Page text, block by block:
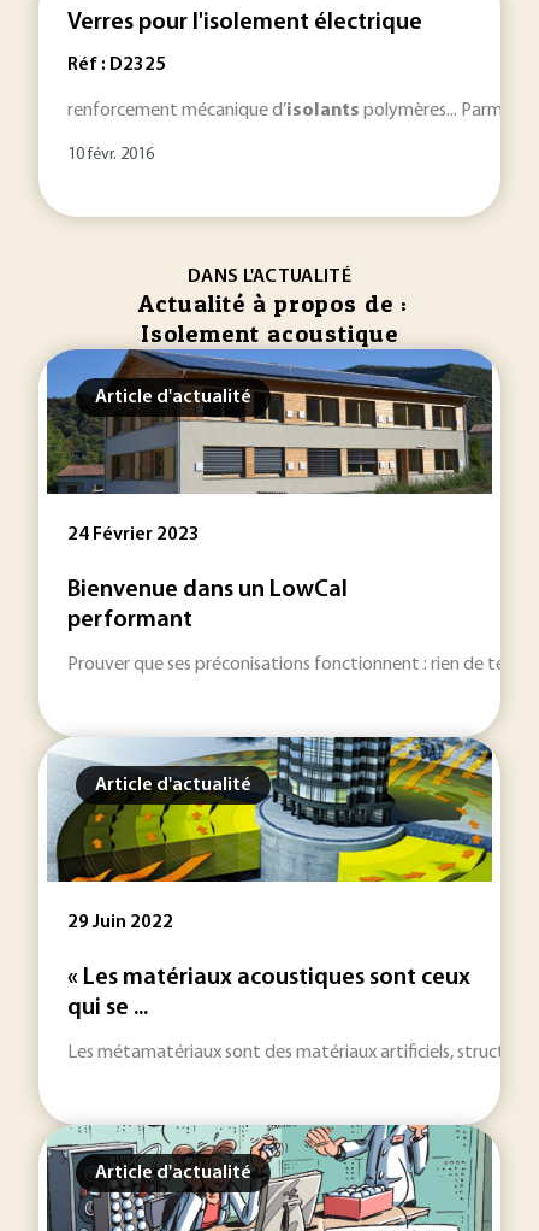
Verres pour l'isolement électrique
Réf : D2325
renforcement mécanique d’isolants polymères... Parmi
10 févr. 2016
DANS L'ACTUALITÉ
Actualité à propos de :
Isolement acoustique
Article d'actualité
24 Février 2023
Bienvenue dans un LowCal
performant
Prouver que ses préconisations fonctionnent : rien de tel
Article d'actualité
29 Juin 2022
« Les matériaux acoustiques sont ceux
qui se ...
Les métamatériaux sont des matériaux artificiels,
Article d'actualité